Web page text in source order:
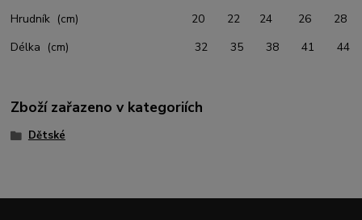
Hrudník (cm) 20 22 24 26 28
Délka (cm) 32 35 38 41 44
Zboží zařazeno v kategoriích
Dětské